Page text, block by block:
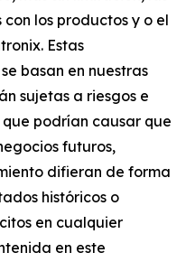
los productos y o el
Estas
basan en nuestras
sujetas a riesgos e
podrían causar que
futuros,
difieran de forma
históricos o
en cualquier
en este